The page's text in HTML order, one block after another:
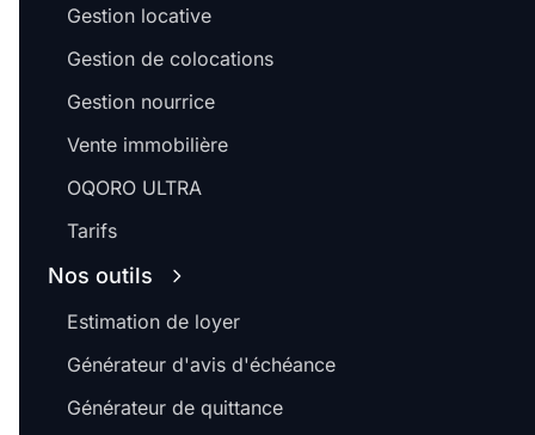
Gestion locative
Gestion de colocations
Gestion nourrice
Vente immobilière
OQORO ULTRA
Tarifs
Nos outils
Estimation de loyer
Générateur d'avis d'échéance
Générateur de quittance